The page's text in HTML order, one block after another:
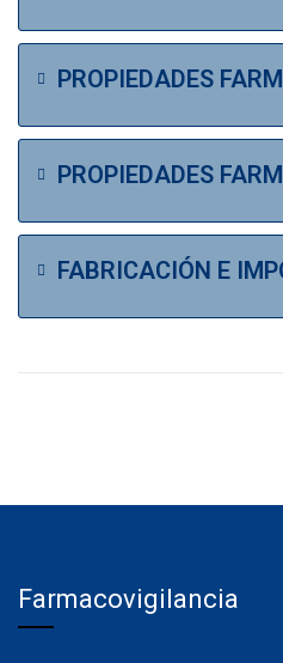
PROPIEDADES
PROPIEDADES
FABRICACIÓN E
Farmacovigilancia